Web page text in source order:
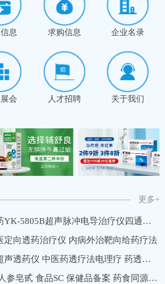
息 求购信息 企业名录
会 人才招聘 关于我们
更多+
中医定向透药YK-5805B超声脉冲电导治疗仪四通道8路输出深层透药
定向透药治疗仪 内病外治靶向给药疗法
台式双通道超声透药仪 中医药透疗法电理疗 药透度深 超声波导药
人参提取物 人参皂甙 食品SC 保健品备案 药食同源 10%UV 国内